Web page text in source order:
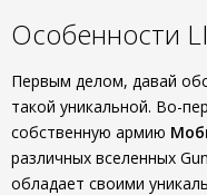
Особенности
Первым делом, давай
такой уникальной. Во-
собственную армию
различных вселенных
обладает своими